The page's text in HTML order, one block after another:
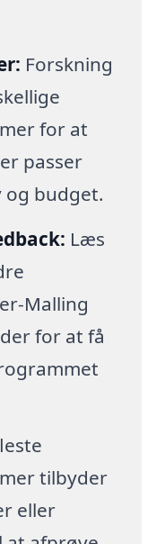
Forskning
for at
passer
og budget.
Læs
Malling
for at få
tilbyder
eller